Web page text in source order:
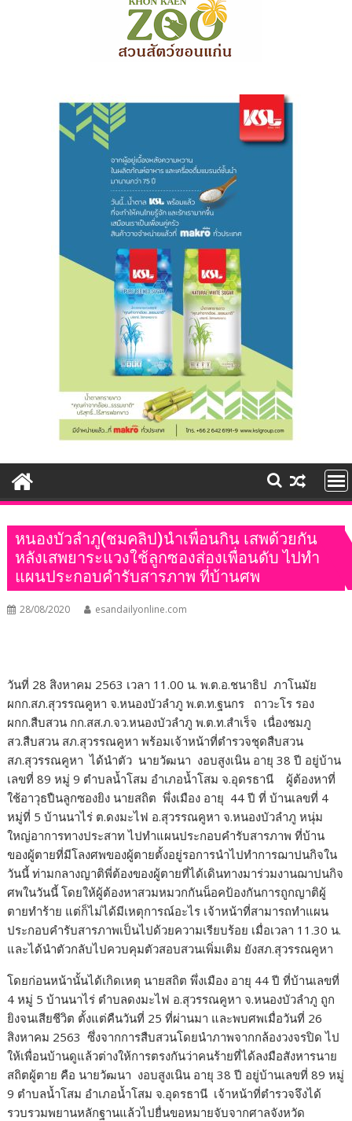
หนองบัวลำภู(ชมคลิป)นำเพื่อนกิน เสพด้วยกัน
หลังเสพยาระแวงใช้ลูกซองส่องเพื่อนดับ ไปทำ
แผนประกอบคำรับสารภาพ ที่บ้านศพ
28/08/2020 esandailyonline.com
วันที่ 28 สิงหาคม 2563 เวลา 11.00 น. พ.ต.อ.ชนาธิป ภาโนมัย
ผกก.สภ.สุวรรณคูหา จ.หนองบัวลำภู พ.ต.ท.ฐนกร ถาวะโร รอง
ผกก.สืบสวน กก.สส.ภ.จว.หนองบัวลำภู พ.ต.ท.สำเร็จ เนื่องชมภู
สว.สืบสวน สภ.สุวรรณคูหา พร้อมเจ้าหน้าที่ตำรวจชุดสืบสวน
สภ.สุวรรณคูหา ได้นำตัว นายวัฒนา งอบสูงเนิน อายุ 38 ปี อยู่บ้าน
เลขที่ 89 หมู่ 9 ตำบลน้ำโสม อำเภอน้ำโสม จ.อุดรธานี ผู้ต้องหาที่
ใช้อาวุธปืนลูกซองยิง นายสถิต พึ่งเมือง อายุ 44 ปี ที่ บ้านเลขที่ 4
หมู่ที่ 5 บ้านนาไร่ ต.ดงมะไฟ อ.สุวรรณคูหา จ.หนองบัวลำภู หนุ่ม
ใหญ่อาการทางประสาท ไปทำแผนประกอบคำรับสารภาพ ที่บ้าน
ของผู้ตายที่มีโลงศพของผู้ตายตั้งอยู่รอการนำไปทำการฌาปนกิจใน
วันนี้ ท่ามกลางญาติพี่ต้องของผู้ตายที่ได้เดินทางมาร่วมงานฌาปนกิจ
ศพในวันนี้ โดยให้ผู้ต้องหาสวมหมวกกันน็อคป้องกันการถูกญาติผู้
ตายทำร้าย แต่ก็ไม่ได้มีเหตุการณ์อะไร เจ้าหน้าที่สามารถทำแผน
ประกอบคำรับสารภาพเป็นไปด้วยความเรียบร้อย เมื่อเวลา 11.30 น.
และได้นำตัวกลับไปควบคุมตัวสอบสวนเพิ่มเติม ยังสภ.สุวรรณคูหา
โดยก่อนหน้านั้นได้เกิดเหตุ นายสถิต พึ่งเมือง อายุ 44 ปี ที่บ้านเลขที่
4 หมู่ 5 บ้านนาไร่ ตำบลดงมะไฟ อ.สุวรรณคูหา จ.หนองบัวลำภู ถูก
ยิงจนเสียชีวิต ตั้งแต่คืนวันที่ 25 ที่ผ่านมา และพบศพเมื่อวันที่ 26
สิงหาคม 2563 ซึ่งจากการสืบสวนโดยนำภาพจากกล้องวงจรปิด ไป
ให้เพื่อนบ้านดูแล้วต่างให้การตรงกันว่าคนร้ายที่ได้ลงมือสังหารนาย
สถิตผู้ตาย คือ นายวัฒนา งอบสูงเนิน อายุ 38 ปี อยู่บ้านเลขที่ 89 หมู่
9 ตำบลน้ำโสม อำเภอน้ำโสม จ.อุดรธานี เจ้าหน้าที่ตำรวจจึงได้
รวบรวมพยานหลักฐานแล้วไปยื่นขอหมายจับจากศาลจังหวัด